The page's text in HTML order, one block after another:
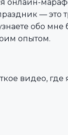
онлайн-
— это
обо
опытом.
видео, где